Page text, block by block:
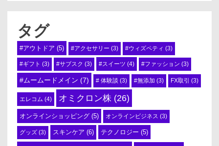
タグ
#アウトドア (5) #アクセサリー (3) #ウィズペティ (3)
#ギフト (3) #サブスク (3) #スイーツ (4) #ファッション (3)
#ムームードメイン (7) # 体験談 (3) #無添加 (3) FX取引 (3)
エレコム (4) オミクロン株 (26)
オンラインショッピング (5) オンラインビジネス (3)
グッズ (3) スキンケア (6) テクノロジー (5)